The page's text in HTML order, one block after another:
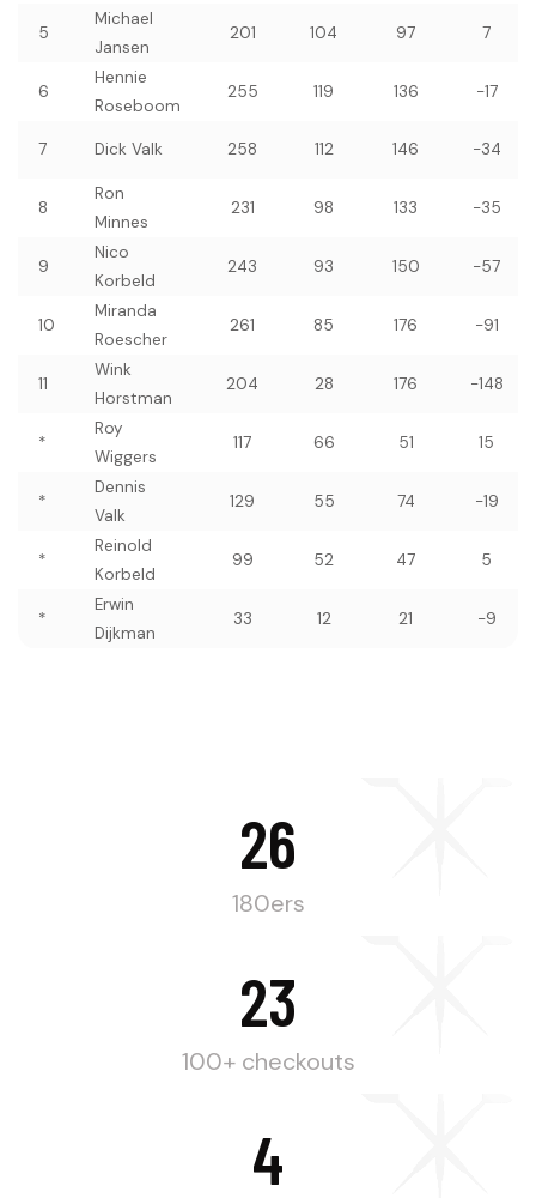
5
Michael
Jansen
201 104 97 7
6
Hennie
Roseboom
255 119 136 -17
7 Dick Valk 258 112 146 -34
8
Ron
Minnes
231 98 133 -35
9
Nico
Korbeld
243 93 150 -57
10
Miranda
Roescher
261 85 176 -91
11
Wink
Horstman
204 28 176 -148
*
Roy
Wiggers
117 66 51 15
*
Dennis
Valk
129 55 74 -19
*
Reinold
Korbeld
99 52 47 5
*
Erwin
Dijkman
33 12 21 -9
26
180ers
23
100+ checkouts
4